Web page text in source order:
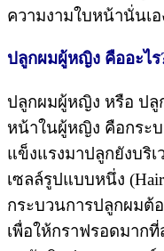
ความงามใบหน้านั่นเอ
ปลูกผมผู้หญิง คืออะไร
ปลูกผมผู้หญิง หรือ ปลู
หน้าในผู้หญิง คือกระ
แข็งแรงมาปลูกยังบริ
เซลล์รูปแบบหนึ่ง (Hair
กระบวนการปลูกผมต้
เพื่อให้กราฟรอดมาก